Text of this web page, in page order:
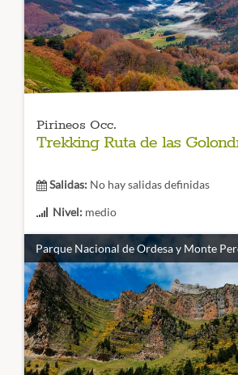
metros.
CÓDIGO VIAJE: 007TES
Pirineos Occ.
Trekking Ruta de las
Salidas: No hay salidas definidas
Nivel: medio
Ven a la ruta de las Golondrinas, un
que nos lleva al corazón de los valle de
Lescún, Bearn y Zuberoa. 4 días únicos
historia, gastronomía y montaña.
CÓDIGO VIAJE:
Parque Nacional de Ordesa y Monte